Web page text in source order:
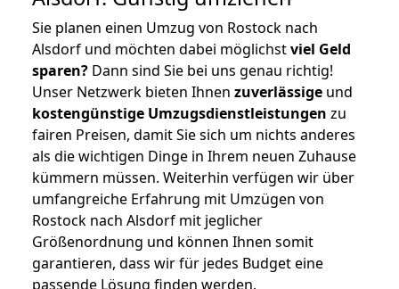
Sie planen einen Umzug von Rostock nach
Alsdorf und möchten dabei möglichstviel Geld
sparen? Dann sind Sie bei uns genau richtig!
Unser Netzwerk bieten Ihnen zuverlässige und
kostengünstige Umzugsdienstleistungen zu
fairen Preisen, damit Sie sich um nichts anderes
als die wichtigen Dinge in Ihrem neuen Zuhause
kümmern müssen. Weiterhin verfügen wir über
umfangreiche Erfahrung mit Umzügen von
Rostock nach Alsdorf mit jeglicher
Größenordnung und können Ihnen somit
garantieren, dass wir für jedes Budget eine
passende Lösung finden werden.